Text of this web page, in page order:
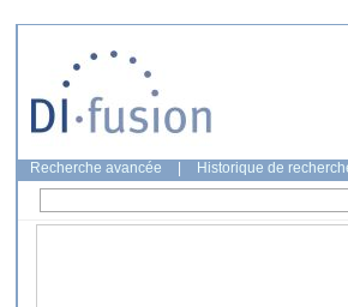
Recherche avancée Historique de